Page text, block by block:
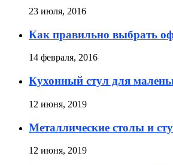
23 июля, 2016
Как правильно выбрать
14 февраля, 2016
Кухонный стул для
12 июня, 2019
Металлические столы и
12 июня, 2019